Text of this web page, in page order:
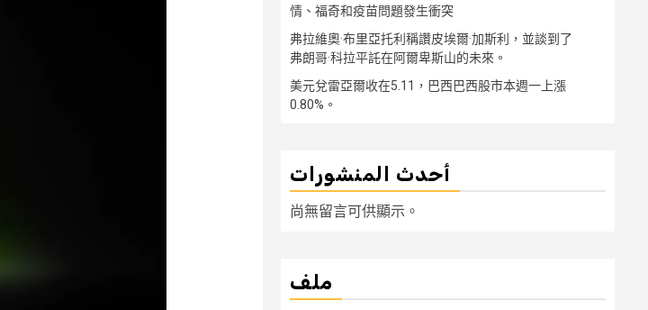
情、福奇和疫苗問題發生衝突
弗拉維奧·布里亞托利稱讚皮埃爾·加斯利，並談到了
弗朗哥·科拉平託在阿爾卑斯山的未來。
美元兌雷亞爾收在5.11，巴西巴西股市本週一上漲
0.80%。
أحدث المنشورات
尚無留言可供顯示。
ملف